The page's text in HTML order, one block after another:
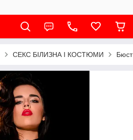
СЕКС БІЛИЗНА І КОСТЮМИ